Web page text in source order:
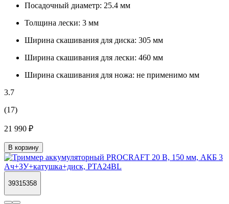
Посадочный диаметр: 25.4 мм
Толщина лески: 3 мм
Ширина скашивания для диска: 305 мм
Ширина скашивания для лески: 460 мм
Ширина скашивания для ножа: не применимо мм
3.7
(17)
21 990 ₽
В корзину
39315358